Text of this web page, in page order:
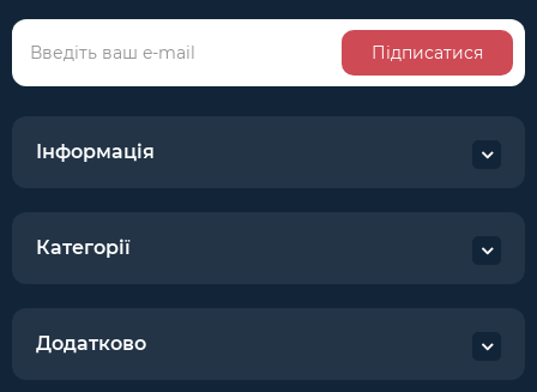
Підписатися
Інформація
Категорії
Додатково